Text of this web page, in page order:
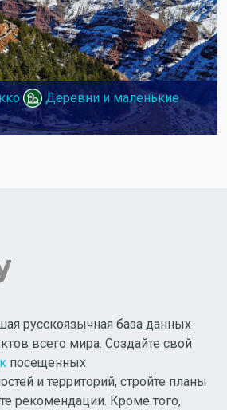
Деревни и маленькие
русскоязычная база данных
всего мира. Создайте свой
посещенных
и территорий, стройте планы
рекомендации. Кроме того,